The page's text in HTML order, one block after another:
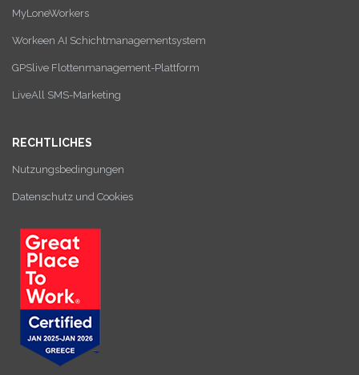
MyLoneWorkers
Workeen AI Schichtmanagementsystem
GPSlive Flottenmanagement-Plattform
LiveAll SMS-Marketing
RECHTLICHES
Nutzungsbedingungen
Datenschutz und Cookies